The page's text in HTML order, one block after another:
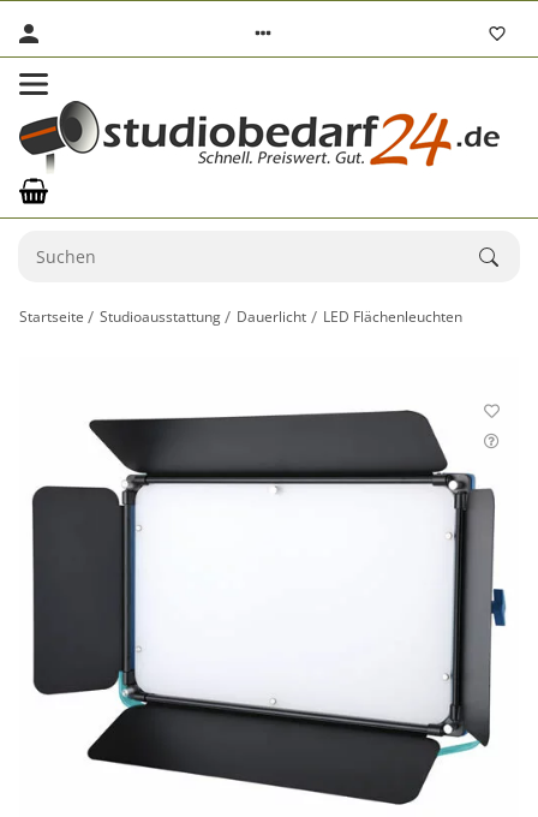
Startseite Studioausstattung Dauerlicht LED Flächenleuchten